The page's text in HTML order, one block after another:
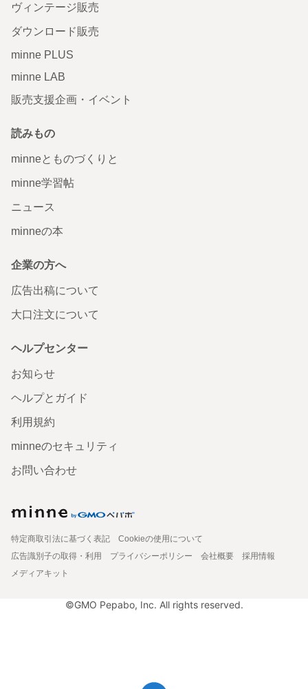
ヴィンテージ販売
ダウンロード販売
minne PLUS
minne LAB
販売支援企画・イベント
読みもの
minneとものづくりと
minne学習帖
ニュース
minneの本
企業の方へ
広告出稿について
大口注文について
ヘルプセンター
お知らせ
ヘルプとガイド
利用規約
minneのセキュリティ
お問い合わせ
特定商取引法に基づく表記
Cookieの使用について
広告識別子の取得・利用
プライバシーポリシー 会社概要
採用情報
メディアキット
©GMO Pepabo, Inc. All rights reserved.